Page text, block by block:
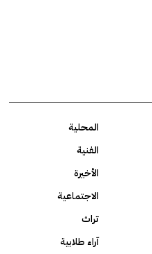
المحلية
الفنية
الأخيرة
الاجتماعية
تراث
آراء طلابية